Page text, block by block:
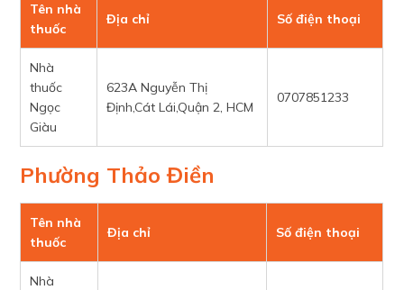
Tên nhà
thuốc
Địa chỉ Số điện thoại
Nhà
thuốc
Ngọc
Giàu
623A Nguyễn Thị
Định,Cát Lái,Quận 2, HCM
0707851233
Phường Thảo Điền
Tên nhà
thuốc
Địa chỉ Số điện thoại
Nhà